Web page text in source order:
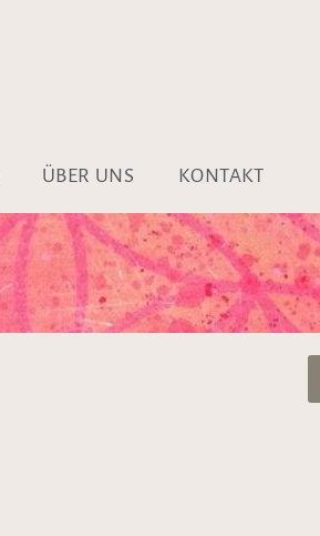
ÜBER UNS KONTAKT